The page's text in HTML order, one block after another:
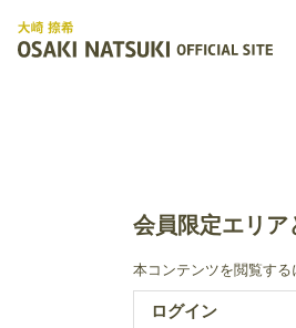
会員限定エリア
本コンテンツを閲覧する
ログイン